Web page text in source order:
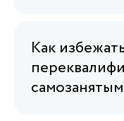
Как